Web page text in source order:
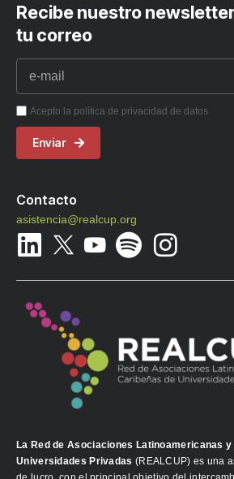
Recibe nuestro
tu correo
Acepto la política de privacidad de datos
Enviar
Contacto
asistencia@realcup.org
La Red de Asociaciones Latinoamericanas
Universidades Privadas (REALCUP) es una
de lucro, con el principal objetivo del